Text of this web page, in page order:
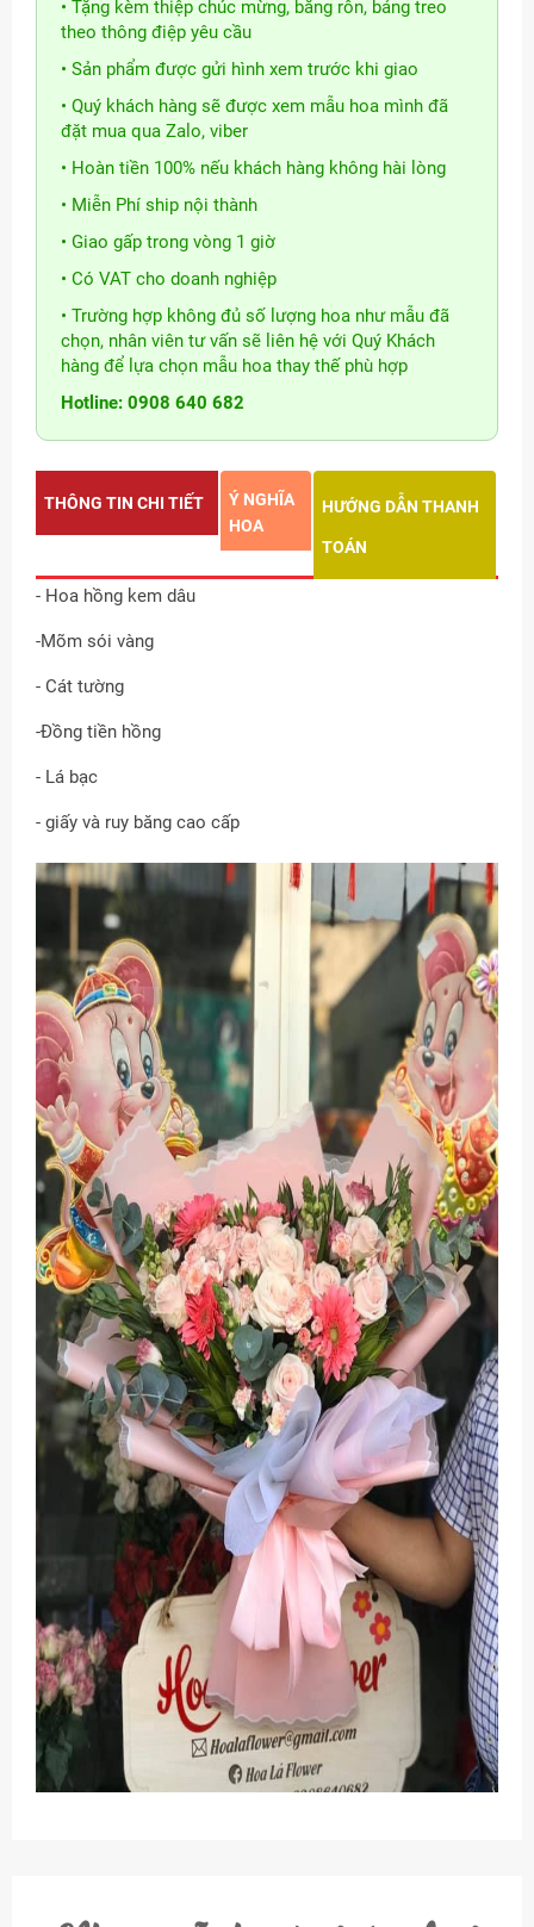
• Tặng kèm thiệp chúc mừng, băng rôn, bảng treo
theo thông điệp yêu cầu
• Sản phẩm được gửi hình xem trước khi giao
• Quý khách hàng sẽ được xem mẫu hoa mình đã
đặt mua qua Zalo, viber
• Hoàn tiền 100% nếu khách hàng không hài lòng
• Miễn Phí ship nội thành
• Giao gấp trong vòng 1 giờ
• Có VAT cho doanh nghiệp
• Trường hợp không đủ số lượng hoa như mẫu đã
chọn, nhân viên tư vấn sẽ liên hệ với Quý Khách
hàng để lựa chọn mẫu hoa thay thế phù hợp
Hotline: 0908 640 682
THÔNG TIN CHI TIẾT
Ý NGHĨA
HOA
HƯỚNG DẪN THANH
TOÁN
- Hoa hồng kem dâu
-Mõm sói vàng
- Cát tường
-Đồng tiền hồng
- Lá bạc
- giấy và ruy băng cao cấp